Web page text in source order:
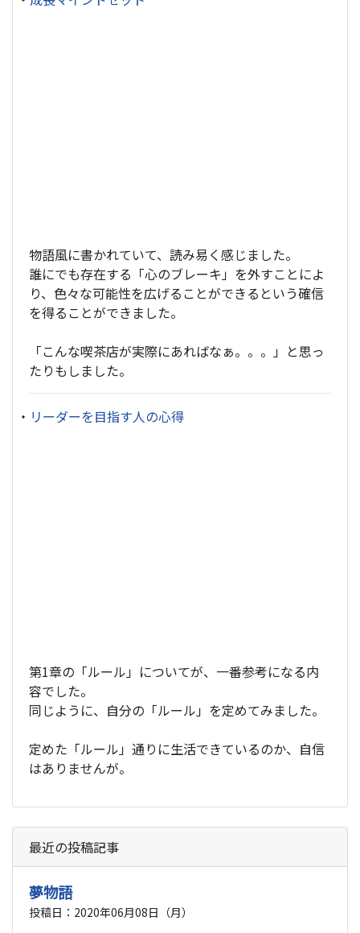
物語風に書かれていて、読み易く感じました。
誰にでも存在する「心のブレーキ」を外すことによ
り、色々な可能性を広げることができるという確信
を得ることができました。
「こんな喫茶店が実際にあればなぁ。。。」と思っ
たりもしました。
・ リーダーを目指す人の心得
第1章の「ルール」についてが、一番参考になる内
容でした。
同じように、自分の「ルール」を定めてみました。
定めた「ルール」通りに生活できているのか、自信
はありませんが。
最近の投稿記事
夢物語
投稿日：2020年06月08日（月）